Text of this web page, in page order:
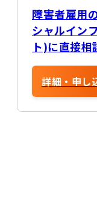
障害者雇用
シャルイン
ト)に直接
詳細・申し